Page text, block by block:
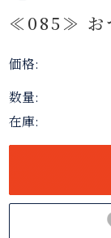
≪085≫ お
価格:
数量:
在庫: